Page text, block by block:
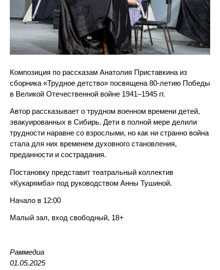
Композиция по рассказам Анатолия Приставкина из
сборника «Трудное детство» посвящена 80-летию Победы
в Великой Отечественной войне 1941–1945 гг.
Автор рассказывает о трудном военном времени детей,
эвакуированных в Сибирь. Дети в полной мере делили
трудности наравне со взрослыми, но как ни странно война
стала для них временем духовного становления,
преданности и сострадания.
Постановку представит театральный коллектив
«Кукарямба» под руководством Анны Тушиной.
Начало в 12:00
Малый зал, вход свободный, 18+
Раммедиа
01.05.2025